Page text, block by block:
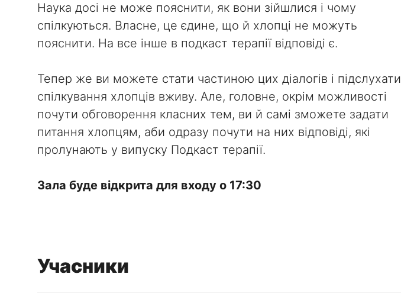
Наука досі не може пояснити, як вони зійшлися і чому
спілкуються. Власне, це єдине, що й хлопці не можуть
пояснити. На все інше в подкаст терапії відповіді є.
Тепер же ви можете стати частиною цих діалогів і підслухати
спілкування хлопців вживу. Але, головне, окрім можливості
почути обговорення класних тем, ви й самі зможете задати
питання хлопцям, аби одразу почути на них відповіді, які
пролунають у випуску Подкаст терапії.
Зала буде відкрита для входу о 17:30
Учасники